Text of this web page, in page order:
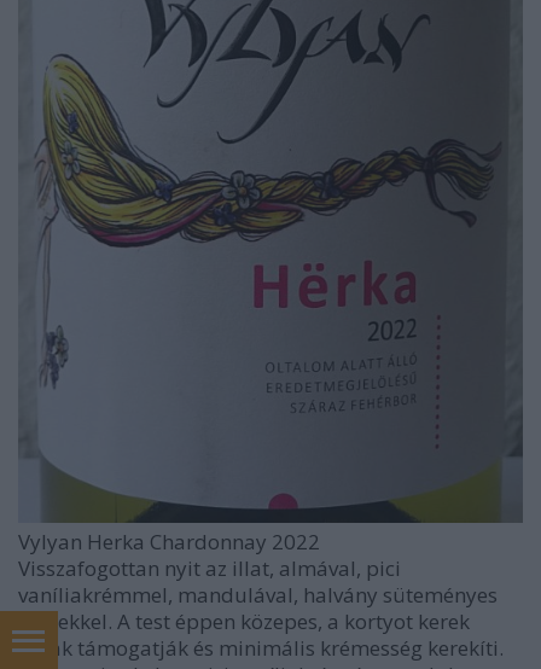
Vylyan Herka Chardonnay 2022
Visszafogottan nyit az illat, almával, pici
vaníliakrémmel, mandulával, halvány süteményes
jegyekkel. A test éppen közepes, a kortyot kerek
savak támogatják és minimális krémesség kerekíti.